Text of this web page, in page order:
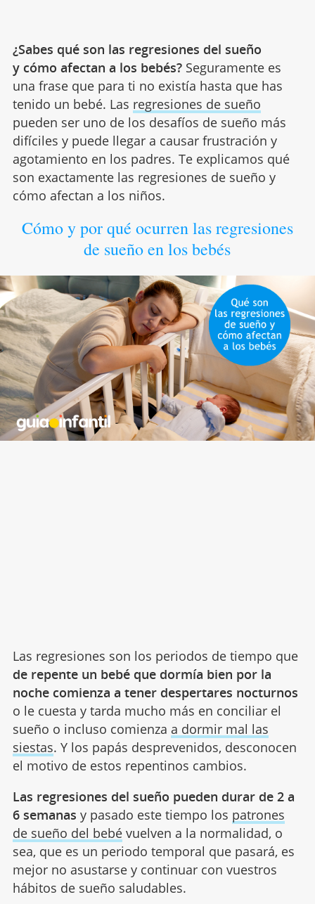
¿Sabes qué son las regresiones del sueño
y cómo afectan a los bebés?Seguramente es
una frase que para ti no existía hasta que has
tenido un bebé. Las regresiones de sueño
pueden ser uno de los desafíos de sueño más
difíciles y puede llegar a causar frustración y
agotamiento en los padres. Te explicamos qué
son exactamente las regresiones de sueño y
cómo afectan a los niños.
Cómo y por qué ocurren las regresiones
de sueño en los bebés
Las regresiones son los periodos de tiempo que
de repente un bebé que dormía bien por la
noche comienza a tener despertares nocturnos
o le cuesta y tarda mucho más en conciliar el
sueño o incluso comienza a dormir mal las
siestas. Y los papás desprevenidos, desconocen
el motivo de estos repentinos cambios.
Las regresiones del sueño pueden durar de 2 a
6 semanas y pasado este tiempo los patrones
de sueño del bebévuelven a la normalidad, o
sea, que es un periodo temporal que pasará, es
mejor no asustarse y continuar con vuestros
hábitos de sueño saludables.